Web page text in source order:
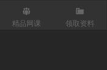
精品网课 领取资料